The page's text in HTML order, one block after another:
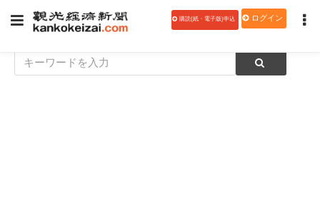
購読(紙・電子版)申込 ログイン